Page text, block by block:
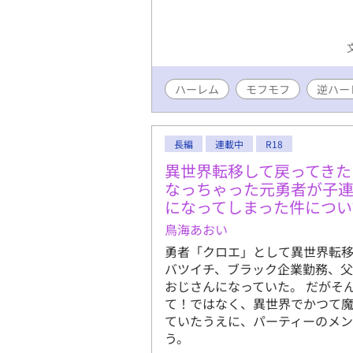
ハーレム モフモフ 逆ハー
長編 連載中 R18
異世界転移して戻ってき
なっちゃった元勇者が子
になってしまった件につ
鳥海あおい
勇者「クロエ」として異世界転
バツイチ、ブラック企業勤務、
おじさんになっていた。 だがそ
て！ではなく、異世界でかつて
ていたうえに、パーティーのメ
う。